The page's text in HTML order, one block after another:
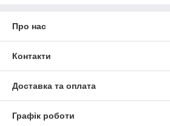
Завжди раді новому співробітництву.
новинки, тому консультація нашого
вищому рівні.
Про нас
Контакти
Доставка та оплата
Графік роботи